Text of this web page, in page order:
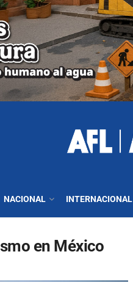
NACIONAL INTERNACIONAL
en México